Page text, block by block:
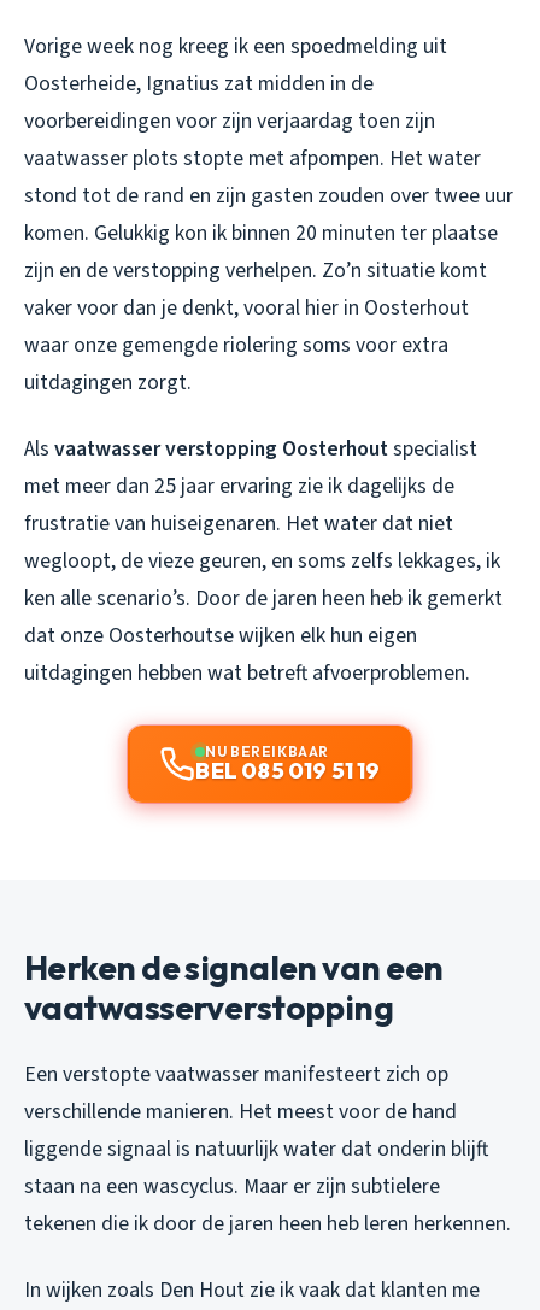
Vorige week nog kreeg ik een spoedmelding uit
Oosterheide, Ignatius zat midden in de
voorbereidingen voor zijn verjaardag toen zijn
vaatwasser plots stopte met afpompen. Het water
stond tot de rand en zijn gasten zouden over twee uur
komen. Gelukkig kon ik binnen 20 minuten ter plaatse
zijn en de verstopping verhelpen. Zo’n situatie komt
vaker voor dan je denkt, vooral hier in Oosterhout
waar onze gemengde riolering soms voor extra
uitdagingen zorgt.
Als vaatwasser verstopping Oosterhoutspecialist
met meer dan 25 jaar ervaring zie ik dagelijks de
frustratie van huiseigenaren. Het water dat niet
wegloopt, de vieze geuren, en soms zelfs lekkages, ik
ken alle scenario’s. Door de jaren heen heb ik gemerkt
dat onze Oosterhoutse wijken elk hun eigen
uitdagingen hebben wat betreft afvoerproblemen.
NU BEREIKBAAR
BEL 085 019 51 19
Herken de signalen van een
vaatwasserverstopping
Een verstopte vaatwasser manifesteert zich op
verschillende manieren. Het meest voor de hand
liggende signaal is natuurlijk water dat onderin blijft
staan na een wascyclus. Maar er zijn subtielere
tekenen die ik door de jaren heen heb leren herkennen.
In wijken zoals Den Hout zie ik vaak dat klanten me